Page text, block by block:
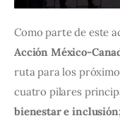
Como parte de este
Acción México-
ruta para los
cuatro pilares
bienestar e